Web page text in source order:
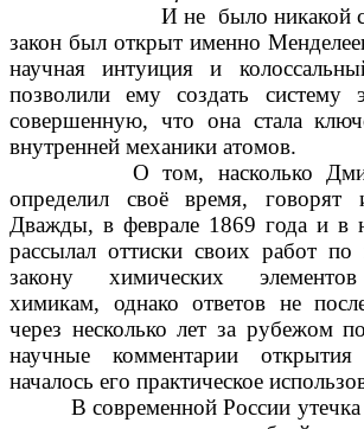
И не было никакой
закон был открыт именно
научная интуиция и
позволили ему создать систему
совершенную, что она стала
внутренней механики атомов.
О том, насколько
определил своё время, говорят
Дважды, в феврале 1869 года и в
рассылал оттиски своих работ по
закону химических
химикам, однако ответов не
через несколько лет за рубежом
научные комментарии
началось его практическое
В современной России утечка